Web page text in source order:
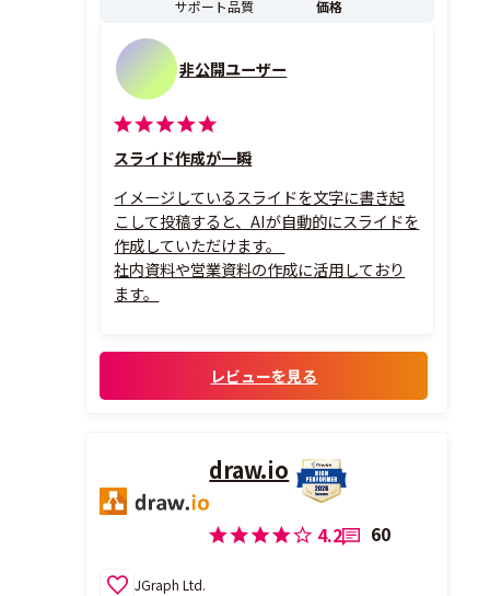
サポート品質
価格
非公開ユーザー
スライド作成が一瞬
イメージしているスライドを文字に書き起
こして投稿すると、AIが自動的にスライドを
作成していただけます。
社内資料や営業資料の作成に活用しており
ます。
レビューを見る
draw.io
4.2 60
JGraph Ltd.